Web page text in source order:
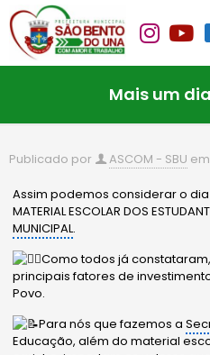
Mais um
Publicado por ASCOM - SBU em
Assim podemos considerar o dia
MATERIAL ESCOLAR DOS
MUNICIPAL.
Como todos já
principais fatores de
Povo.
Para nós que fazemos a
Educação, além do material